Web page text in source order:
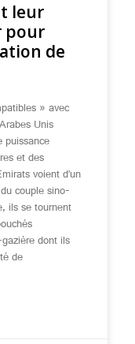
leur
pour
de
» avec
Unis
et des
voient d’un
couple sino-
ils se tournent
dont ils
de